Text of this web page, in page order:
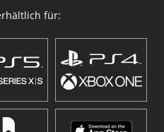
für: